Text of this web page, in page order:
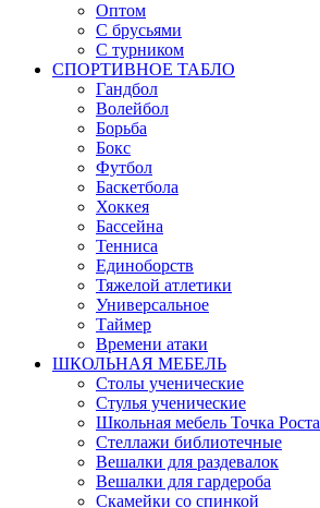
Оптом
С брусьями
С турником
СПОРТИВНОЕ ТАБЛО
Гандбол
Волейбол
Борьба
Бокс
Футбол
Баскетбола
Хоккея
Бассейна
Тенниса
Единоборств
Тяжелой атлетики
Универсальное
Таймер
Времени атаки
ШКОЛЬНАЯ МЕБЕЛЬ
Столы ученические
Стулья ученические
Школьная мебель Точка Роста
Стеллажи библиотечные
Вешалки для раздевалок
Вешалки для гардероба
Скамейки со спинкой